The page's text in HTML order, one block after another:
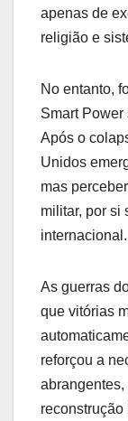
apenas de
religião e
No entanto,
Smart Power
Após o
Unidos
mas
militar, por si
internacional.
As guerras
que vitórias
reforçou a